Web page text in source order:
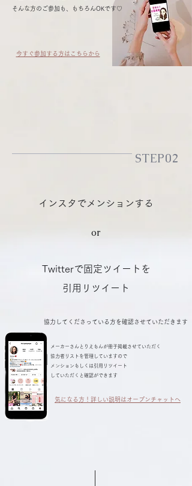
そんな方のご参加も、もちろんOKです♡
今すぐ参加する方はこちらから
STEP02
インスタでメンションする
or
Twitterで固定ツイートを
引用リツイート
協力してくださっている方を確認させていただきます
メーカーさんとりえもんが冊子掲載させていただく
協力者リストを管理していますので
​メンションもしくは引用リツイート
していただくと確認ができます
気になる方！詳しい説明はオープンチャットへ